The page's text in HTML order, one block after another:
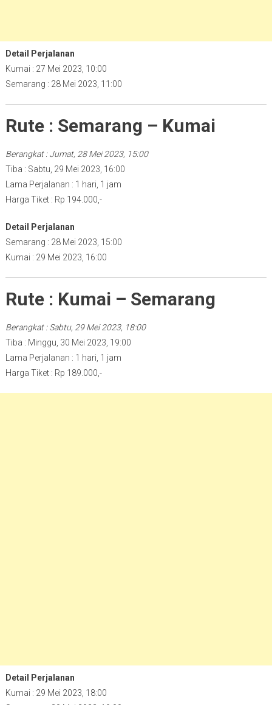
Detail Perjalanan
Kumai : 27 Mei 2023, 10:00
Semarang : 28 Mei 2023, 11:00
Rute : Semarang – Kumai
Berangkat : Jumat, 28 Mei 2023, 15:00
Tiba : Sabtu, 29 Mei 2023, 16:00
Lama Perjalanan : 1 hari, 1 jam
Harga Tiket : Rp 194.000,-
Detail Perjalanan
Semarang : 28 Mei 2023, 15:00
Kumai : 29 Mei 2023, 16:00
Rute : Kumai – Semarang
Berangkat : Sabtu, 29 Mei 2023, 18:00
Tiba : Minggu, 30 Mei 2023, 19:00
Lama Perjalanan : 1 hari, 1 jam
Harga Tiket : Rp 189.000,-
Detail Perjalanan
Kumai : 29 Mei 2023, 18:00